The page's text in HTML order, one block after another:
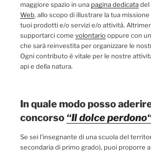
maggiore spazio in una pagina dedicatadel
Web, allo scopo di illustrare la tua
tuoi prodotti e/o servizi e/o attività.
supportarci come volontariooppure con
che sarà reinvestita per organizzare le
Ogni contributo è vitale per le nostre
api e della natura.
In quale modo posso
concorso “Il dolce perdono
Se sei l’insegnante di una scuola del
secondaria di primo grado), puoi proporre